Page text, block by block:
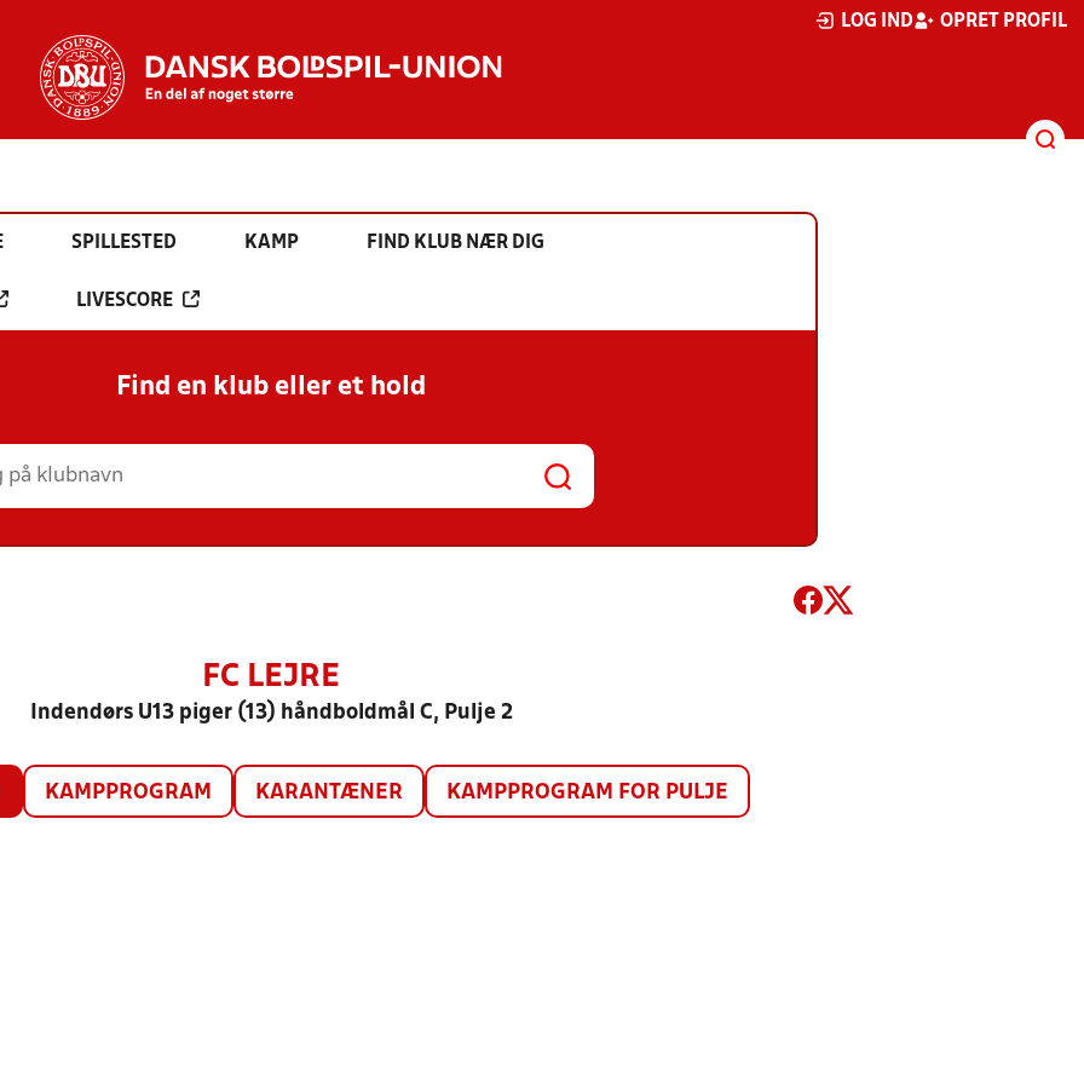
LOG IND OPRET PROFIL
SPILLESTED KAMP FIND KLUB NÆR DIG
LIVESCORE
Find en klub eller et hold
FC LEJRE
Indendørs U13 piger (13) håndboldmål C, Pulje 2
KAMPPROGRAM KARANTÆNER KAMPPROGRAM FOR PULJE